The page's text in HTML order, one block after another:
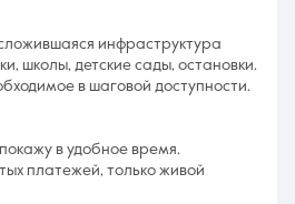
инфраструктура
школы, детские сады, остановки.
в шаговой доступности.
в удобное время.
платежей, только живой